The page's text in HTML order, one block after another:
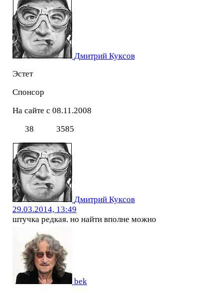
Дмитрий Куксов
Эстет
Спонсор
На сайте с 08.11.2008
38
3585
Дмитрий Куксов
29.03.2014, 13:49
штучка редкая. но найти вполне можно
bek